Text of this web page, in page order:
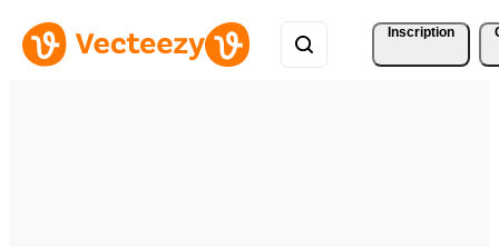
Inscription